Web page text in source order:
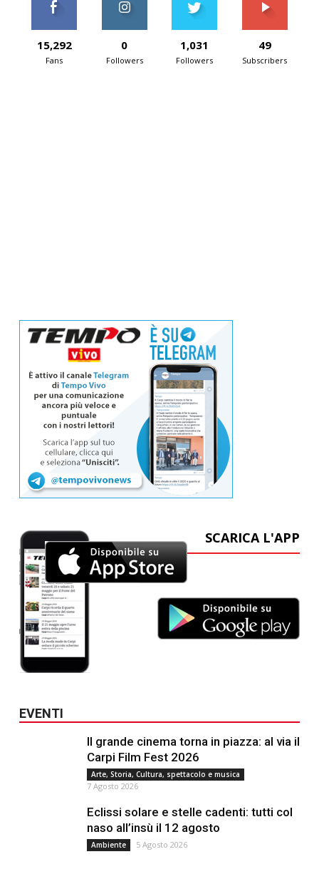
15,292
Fans
0
Followers
1,031
Followers
49
Subscribers
SCARICA L'APP
EVENTI
Il grande cinema torna in piazza: al via il
Carpi Film Fest 2026
Arte, Storia, Cultura, spettacolo e musica
7 Agosto 2026
Eclissi solare e stelle cadenti: tutti col
naso all’insù il 12 agosto
Ambiente 5 Agosto 2026